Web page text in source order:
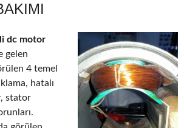
dc motor
gelen
4 temel
hatalı
stator